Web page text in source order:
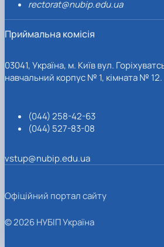
rectorat@nubip.edu.ua
Приймальна комісія
03041, Україна, м. Київ вул.
навчальний корпус № 1, кімната № 12.
(044) 258-42-63
(044) 527-83-08
vstup@nubip.edu.ua
Офіційний портал сайту
© 2026 НУБІП Україна